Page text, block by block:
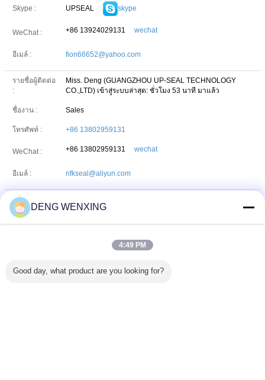
Skype : UPSEAL skype
WeChat : +86 13924029131 wechat
อีเมล์ : fion66652@yahoo.com
รายชื่อผู้ติดต่อ
:
Miss. Deng (GUANGZHOU UP-SEAL TECHNOLOGY
CO.,LTD) เข้าสู่ระบบล่าสุด: ชั่วโมง 53 นาที มาแล้ว
ชื่องาน : Sales
โทรศัพท์ : +86 13802959131
WeChat : +86 13802959131 wechat
อีเมล์ : nfkseal@aliyun.com
HONFOOK CO.,LIMITED
Road,Wanchai.HongKong
โทรศัพท์: 86--13924029131
DENG WENXING
4:49 PM
Good day, what product are you looking for?